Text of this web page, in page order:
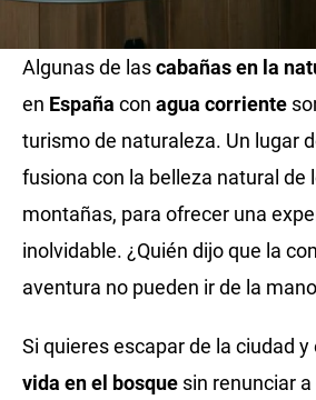
Algunas de lascabañas en la
en España con agua corriente
turismo de naturaleza. Un lugar
fusiona con la belleza natural de
montañas, para ofrecer una
inolvidable. ¿Quién dijo que la
aventura no pueden ir de la
Si quieres escapar de la ciudad
vida en el bosque sin renunciar